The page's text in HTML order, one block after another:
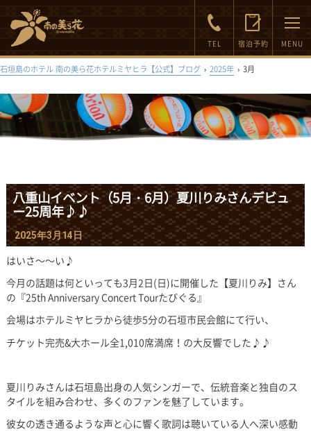
TEL 宿泊予約 MENU
石垣島のホテル 南の美ら花ホテルミヤヒラ【公式】ブログ › 2025年 › 3月
八重山イベント（5月・6月）夏川りみさんデビュ
ー25周年♪♪
2025年3月14日
はいさ～～い♪
今月の話題は何といっても3月2日(日)に開催した【夏川りみ】さん
の『25th Anniversary Concert Tourたびぐる』
会場はホテルミヤヒラから徒歩5分の石垣市民会館にて行い、
チケット完売&大ホール全1,010席満席！の大反響でした♪♪
夏川りみさんは石垣島出身の人気シンガーで、伝統音楽と独自のス
タイルを組み合わせ、多くのファンを魅了しています。
彼女の透き通るような声と心に響く歌詞は聴いている人へ深い感動